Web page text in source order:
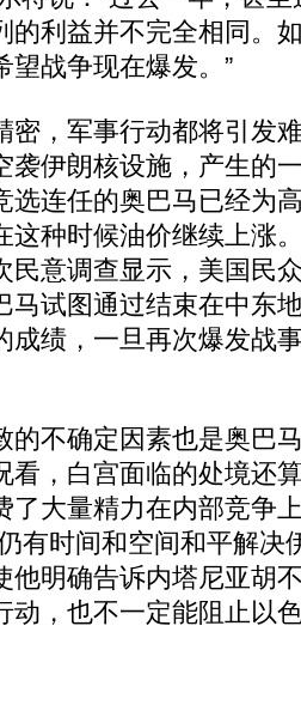
的利益并不完全相同。
望战争现在爆发。”
，军事行动都将引发
袭伊朗核设施，产生的
选连任的奥巴马已经为
这种时候油价继续上涨
民意调查显示，美国民
马试图通过结束在中东
成绩，一旦再次爆发战
不确定因素也是奥巴
看，白宫面临的处境还
了大量精力在内部竞争
有时间和空间和平解决
他明确告诉内塔尼亚胡
动，也不一定能阻止以